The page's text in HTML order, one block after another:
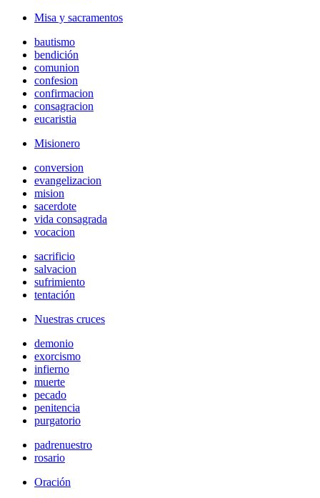
Misa y sacramentos
bautismo
bendición
comunion
confesion
confirmacion
consagracion
eucaristia
Misionero
conversion
evangelizacion
mision
sacerdote
vida consagrada
vocacion
sacrificio
salvacion
sufrimiento
tentación
Nuestras cruces
demonio
exorcismo
infierno
muerte
pecado
penitencia
purgatorio
padrenuestro
rosario
Oración